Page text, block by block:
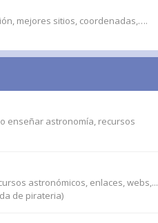
mejores sitios, coordenadas,….
enseñar astronomía, recursos
astronómicos, enlaces, webs,...
de pirateria)